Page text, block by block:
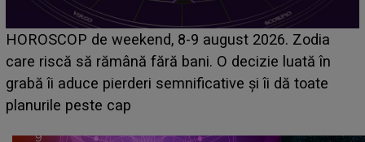
Emanuel a ținut ACEST DETALIU ASCUNS până
acum! În fața Alexandrei, concurentul din Casa Iubirii
face o MĂRTURISIRE NEAȘTEPTATĂ despre mama
sa: "I-am spus și ei în față, eu nu te iubesc pentru